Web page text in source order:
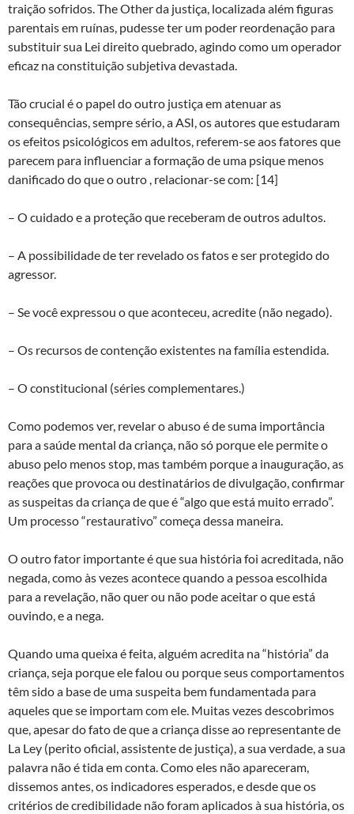
traição sofridos. The Other da justiça, localizada além figuras
parentais em ruínas, pudesse ter um poder reordenação para
substituir sua Lei direito quebrado, agindo como um operador
eficaz na constituição subjetiva devastada.
Tão crucial é o papel do outro justiça em atenuar as
consequências, sempre sério, a ASI, os autores que estudaram
os efeitos psicológicos em adultos, referem-se aos fatores que
parecem para influenciar a formação de uma psique menos
danificado do que o outro , relacionar-se com: [14]
– O cuidado e a proteção que receberam de outros adultos.
– A possibilidade de ter revelado os fatos e ser protegido do
agressor.
– Se você expressou o que aconteceu, acredite (não negado).
– Os recursos de contenção existentes na família estendida.
– O constitucional (séries complementares.)
Como podemos ver, revelar o abuso é de suma importância
para a saúde mental da criança, não só porque ele permite o
abuso pelo menos stop, mas também porque a inauguração, as
reações que provoca ou destinatários de divulgação, confirmar
as suspeitas da criança de que é “algo que está muito errado”.
Um processo “restaurativo” começa dessa maneira.
O outro fator importante é que sua história foi acreditada, não
negada, como às vezes acontece quando a pessoa escolhida
para a revelação, não quer ou não pode aceitar o que está
ouvindo, e a nega.
Quando uma queixa é feita, alguém acredita na “história” da
criança, seja porque ele falou ou porque seus comportamentos
têm sido a base de uma suspeita bem fundamentada para
aqueles que se importam com ele. Muitas vezes descobrimos
que, apesar do fato de que a criança disse ao representante de
La Ley (perito oficial, assistente de justiça), a sua verdade, a sua
palavra não é tida em conta. Como eles não apareceram,
dissemos antes, os indicadores esperados, e desde que os
critérios de credibilidade não foram aplicados à sua história, os